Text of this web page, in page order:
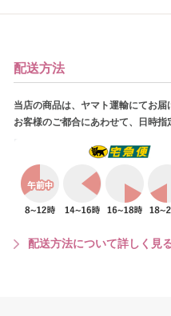
配送方法
当店の商品は、ヤマト運輸にてお届
お客様のご都合にあわせて、日時指
配送方法について詳しく見